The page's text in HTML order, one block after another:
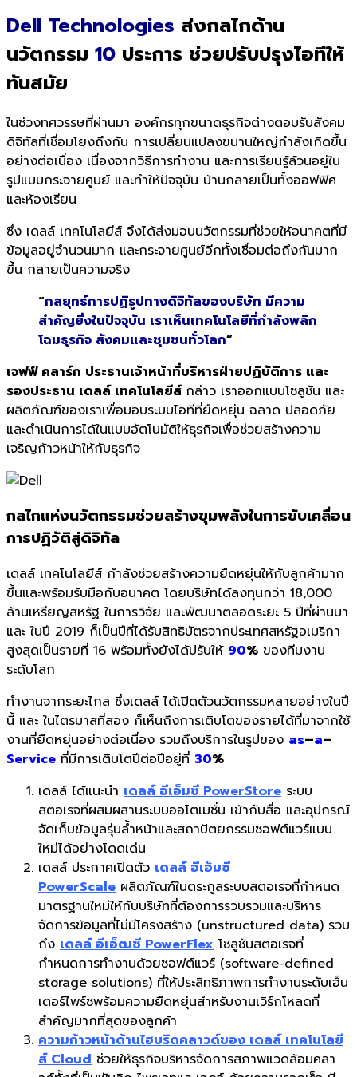
Dell Technologies ส่งกลไกด้าน
นวัตกรรม 10 ประการ ช่วยปรับปรุงไอทีให้
ทันสมัย
ในช่วงทศวรรษที่ผ่านมา องค์กรทุกขนาดธุรกิจต่างตอบรับสังคม
ดิจิทัลที่เชื่อมโยงถึงกัน การเปลี่ยนแปลงขนานใหญ่กำลังเกิดขึ้น
อย่างต่อเนื่อง เนื่องจากวิธีการทำงาน และการเรียนรู้ล้วนอยู่ใน
รูปแบบกระจายศูนย์ และทำให้ปัจจุบัน บ้านกลายเป็นทั้งออฟฟิศ
และห้องเรียน
ซึ่ง เดลล์ เทคโนโลยีส์ จึงได้ส่งมอบนวัตกรรมที่ช่วยให้อนาคตที่มี
ข้อมูลอยู่จำนวนมาก และกระจายศูนย์อีกทั้งเชื่อมต่อถึงกันมาก
ขึ้น กลายเป็นความจริง
“กลยุทธ์การปฏิรูปทางดิจิทัลของบริษัท มีความ
สำคัญยิ่งในปัจจุบัน เราเห็นเทคโนโลยีที่กำลังพลิก
โฉมธุรกิจ สังคมและชุมชนทั่วโลก”
เจฟฟ์ คลาร์ก ประธานเจ้าหน้าที่บริหารฝ่ายปฏิบัติการ และ
รองประธาน เดลล์ เทคโนโลยีส์ กล่าว เราออกแบบโซลูชัน และ
ผลิตภัณฑ์ของเราเพื่อมอบระบบไอทีที่ยืดหยุ่น ฉลาด ปลอดภัย
และดำเนินการได้ในแบบอัตโนมัติให้ธุรกิจเพื่อช่วยสร้างความ
เจริญก้าวหน้าให้กับธุรกิจ
กลไกแห่งนวัตกรรมช่วยสร้างขุมพลังในการขับเคลื่อน
การปฏิวัติสู่ดิจิทัล
เดลล์ เทคโนโลยีส์ กำลังช่วยสร้างความยืดหยุ่นให้กับลูกค้ามาก
ขึ้นและพร้อมรับมือกับอนาคต โดยบริษัทได้ลงทุนกว่า 18,000
ล้านเหรียญสหรัฐ ในการวิจัย และพัฒนาตลอดระยะ 5 ปีที่ผ่านมา
และ ในปี 2019 ก็เป็นปีที่ได้รับสิทธิบัตรจากประเทศสหรัฐอเมริกา
สูงสุดเป็นรายที่ 16 พร้อมทั้งยังได้ปรับให้ 90% ของทีมงาน
ระดับโลก
ทำงานจากระยะไกล ซึ่งเดลล์ ได้เปิดตัวนวัตกรรมหลายอย่างในปี
นี้ และ ในไตรมาสที่สอง ก็เห็นถึงการเติบโตของรายได้ที่มาจากใช้
งานที่ยืดหยุ่นอย่างต่อเนื่อง รวมถึงบริการในรูปของ as–a–
Service ที่มีการเติบโตปีต่อปีอยู่ที่ 30%
เดลล์ ได้แนะนำ เดลล์ อีเอ็มซี PowerStore ระบบ
สตอเรจที่ผสมผสานระบบออโตเมชั่น เข้ากับสื่อ และอุปกรณ์
จัดเก็บข้อมูลรุ่นล้ำหน้าและสถาปัตยกรรมซอฟต์แวร์แบบ
ใหม่ได้อย่างโดดเด่น
เดลล์ ประกาศเปิดตัว เดลล์ อีเอ็มซี
PowerScale ผลิตภัณฑ์ในตระกูลระบบสตอเรจที่กำหนด
มาตรฐานใหม่ให้กับบริษัทที่ต้องการรวบรวมและบริหาร
จัดการข้อมูลที่ไม่มีโครงสร้าง (unstructured data) รวม
ถึง เดลล์ อีเอ็ฒซี PowerFlex โซลูชันสตอเรจที่
กำหนดการทำงานด้วยซอฟต์แวร์ (software-defined
storage solutions) ที่ให้ประสิทธิภาพการทำงานระดับเอ็น
เตอร์ไพร์ซพร้อมความยืดหยุ่นสำหรับงานเวิร์กโหลดที่
สำคัญมากที่สุดของลูกค้า
ความก้าวหน้าด้านไฮบริดคลาวด์ของ เดลล์ เทคโนโลยี
ส์ Cloud ช่วยให้ธุรกิจบริหารจัดการสภาพแวดล้อมคลา